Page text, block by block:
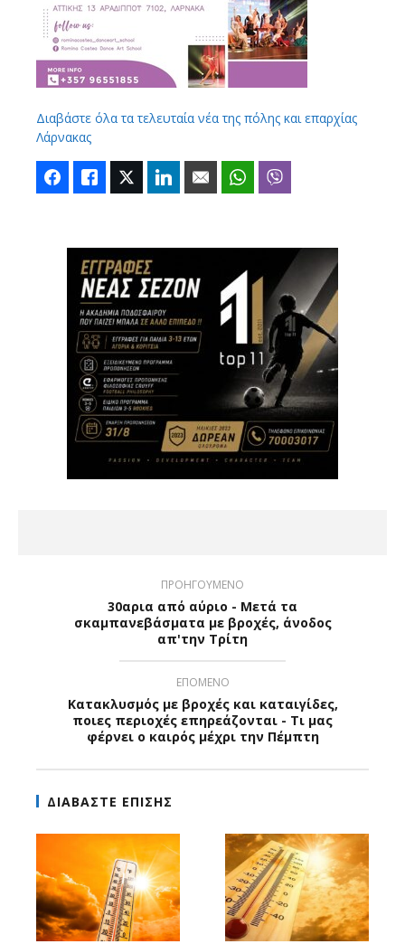
Διαβάστε όλα τα τελευταία νέα της πόλης και επαρχίας
Λάρνακας
FacebookLike Twitter LinkedIn Email WhatsApp
ΠΡΟΗΓΟΥΜΕΝΟ
30αρια από αύριο - Μετά τα
σκαμπανεβάσματα με βροχές, άνοδος
απ'την Τρίτη
ΕΠΟΜΕΝΟ
Κατακλυσμός με βροχές και καταιγίδες,
ποιες περιοχές επηρεάζονται - Τι μας
φέρνει ο καιρός μέχρι την Πέμπτη
ΔΙΑΒΑΣΤΕ ΕΠΙΣΗΣ